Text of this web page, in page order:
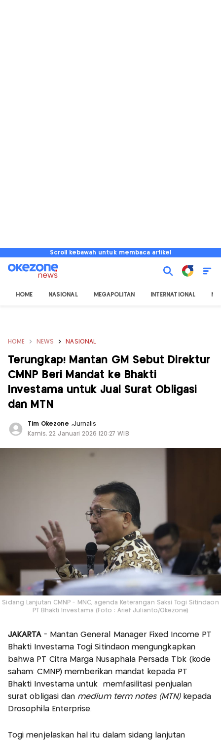
Scroll kebawah untuk membaca artikel
HOME NASIONAL MEGAPOLITAN INTERNATIONAL
HOME NEWS NASIONAL
Terungkap! Mantan GM Sebut Direktur
CMNP Beri Mandat ke Bhakti
Investama untuk Jual Surat Obligasi
dan MTN
Tim Okezone ,Jurnalis
Kamis, 22 Januari 2026 |20:27 WIB
Sidang Lanjutan CMNP - MNC, agenda Keterangan Saksi Togi Sitindaon
PT Bhakti Investama (Foto : Arief Julianto/Okezone)
JAKARTA - Mantan General Manager Fixed Income PT
Bhakti Investama Togi Sitindaon mengungkapkan
bahwa PT Citra Marga Nusaphala Persada Tbk (kode
saham: CMNP) memberikan mandat kepada PT
Bhakti Investama untuk memfasilitasi penjualan
surat obligasi dan medium term notes (MTN) kepada
Drosophila Enterprise.
Togi menjelaskan hal itu dalam sidang lanjutan